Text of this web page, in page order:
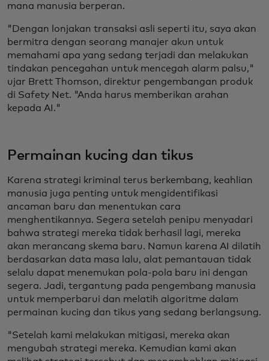
mana manusia berperan.
"Dengan lonjakan transaksi asli seperti itu, saya akan
bermitra dengan seorang manajer akun untuk
memahami apa yang sedang terjadi dan melakukan
tindakan pencegahan untuk mencegah alarm palsu,"
ujar Brett Thomson, direktur pengembangan produk
di Safety Net. "Anda harus memberikan arahan
kepada AI."
Permainan kucing dan tikus
Karena strategi kriminal terus berkembang, keahlian
manusia juga penting untuk mengidentifikasi
ancaman baru dan menentukan cara
menghentikannya. Segera setelah penipu menyadari
bahwa strategi mereka tidak berhasil lagi, mereka
akan merancang skema baru. Namun karena AI dilatih
berdasarkan data masa lalu, alat pemantauan tidak
selalu dapat menemukan pola-pola baru ini dengan
segera. Jadi, tergantung pada pengembang manusia
untuk memperbarui dan melatih algoritme dalam
permainan kucing dan tikus yang sedang berlangsung.
"Setelah kami melakukan mitigasi, mereka akan
mengubah strategi mereka. Kemudian kami akan